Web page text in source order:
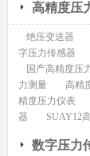
高精度压
绝压变送器
字压力传感器
国产高精度压
力测量
高精
精度压力仪表
器
SUAY12
数字压力